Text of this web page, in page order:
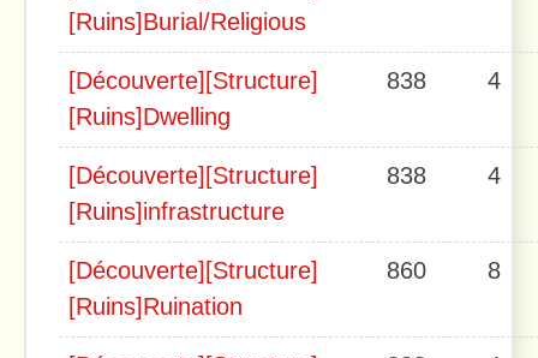
[Ruins]Burial/Religious
[Découverte][Structure]
[Ruins]Dwelling
838 4
[Découverte][Structure]
[Ruins]infrastructure
838 4
[Découverte][Structure]
[Ruins]Ruination
860 8